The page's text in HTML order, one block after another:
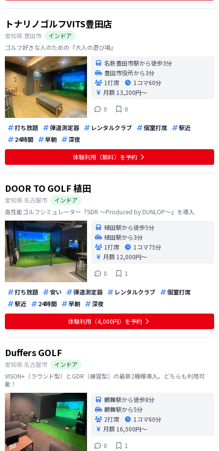
トナリノゴルフVITS豊田店
愛知県 豊田市
インドア
ゴルフ好きな人のための『大人の遊び場』
名鉄豊田市駅から徒歩3分
豊田市役所から3分
1打席
1コマ60分
月額 13,200円〜
0
0
打ち放題 弾道測定器 レンタルクラブ 個室打席
駅近
24時間
早朝 深夜
体験利用（無料）を予約
DOOR TO GOLF 植田
愛知県名古屋市
インドア
高性能ゴルフシミュレーター『SDR ～Produced by DUNLOP～』を導入
植田駅から徒歩5分
植田駅から3分
1打席
1コマ75分
月額 12,000円〜
0
1
打ち放題 安い 弾道測定器 レンタルクラブ
個室打席
駅近
24時間 早朝 深夜
体験利用（4,000円）を予約
Duffers GOLF
愛知県名古屋市
インドア
VISON+（ラウンド型）とGDR（練習型）の最新2機種導入。どちらも利用可
能！
鶴舞駅から徒歩8分
鶴舞駅から5分
2打席
1コマ60分
月額 16,500円〜
0
1